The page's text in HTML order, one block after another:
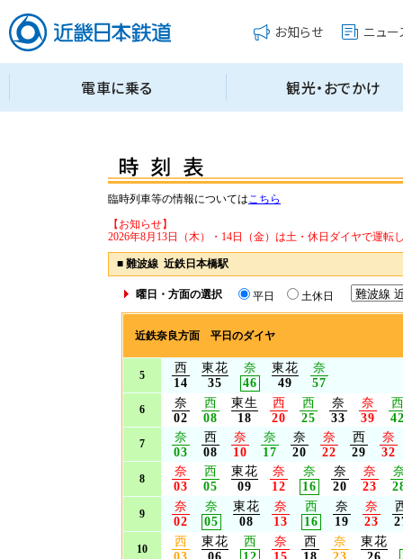
臨時列車等の情報についてはこちら
【お知らせ】
2026年8月13日（木）・14日（金）は土・休日ダイヤで運転
■ 難波線 近鉄日本橋駅
曜日・方面の選択 平日 土休日
近鉄奈良方面 平日のダイヤ
5
西
14
東花
35
奈
46
東花
49
奈
57
6
奈
02
西
08
東生
18
西
20
西
25
奈
33
奈
39
7
奈
03
西
08
奈
10
奈
17
奈
20
奈
22
西
29
奈
32
8
奈
03
西
05
東花
09
奈
12
奈
16
奈
20
奈
23
9
奈
02
奈
05
東花
08
奈
13
西
16
奈
19
奈
23
10
西
東花
西
奈
西
奈
東花